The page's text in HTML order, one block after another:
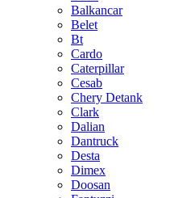
Balkancar
Belet
Bt
Cardo
Caterpillar
Cesab
Chery Detank
Clark
Dalian
Dantruck
Desta
Dimex
Doosan